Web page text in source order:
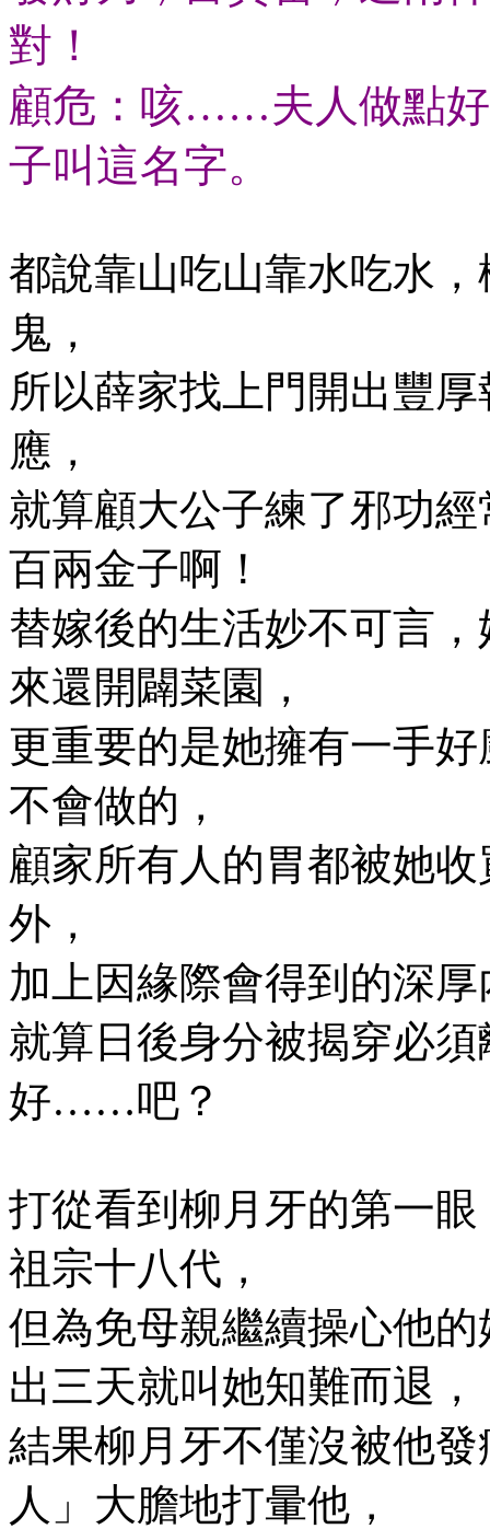
對！
顧危：咳……夫人做點好
子叫這名字。
都說靠山吃山靠水吃水
鬼，
所以薛家找上門開出豐
應，
就算顧大公子練了邪功
百兩金子啊！
替嫁後的生活妙不可言
來還開闢菜園，
更重要的是她擁有一手
不會做的，
顧家所有人的胃都被她
外，
加上因緣際會得到的深
就算日後身分被揭穿必
好……吧？
打從看到柳月牙的第一
祖宗十八代，
但為免母親繼續操心他
出三天就叫她知難而退，
結果柳月牙不僅沒被他
人」大膽地打暈他，